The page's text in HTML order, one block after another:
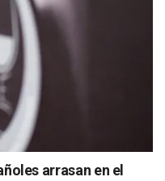
arrasan en el